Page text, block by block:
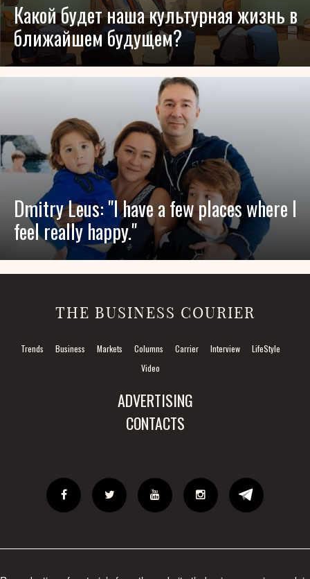
Какой будет наша культурная жизнь в
ближайшем будущем?
Dmitry Leus: "I have a few places where I
feel really happy."
THE BUSINESS COURIER
Trends Business Markets Columns Carrier Interview
LifeStyle
Video
CONTACTS
ADVERTISING